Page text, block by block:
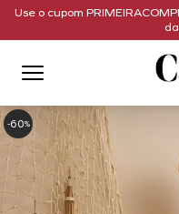
Use o cupom
-60%